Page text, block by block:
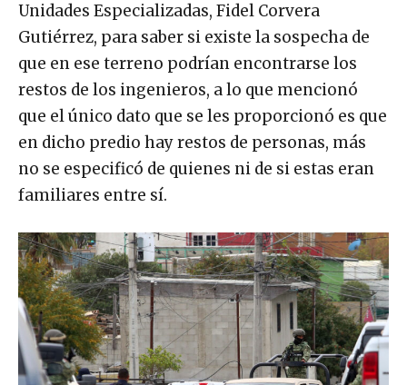
Unidades Especializadas, Fidel Corvera
Gutiérrez, para saber si existe la sospecha de
que en ese terreno podrían encontrarse los
restos de los ingenieros, a lo que mencionó
que el único dato que se les proporcionó es que
en dicho predio hay restos de personas, más
no se especificó de quienes ni de si estas eran
familiares entre sí.